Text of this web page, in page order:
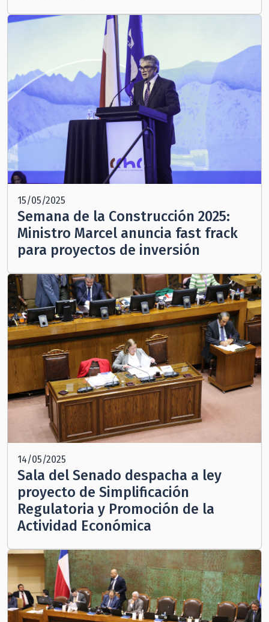
15/05/2025
Semana de la Construcción 2025:
Ministro Marcel anuncia fast frack
para proyectos de inversión
14/05/2025
Sala del Senado despacha a ley
proyecto de Simplificación
Regulatoria y Promoción de la
Actividad Económica